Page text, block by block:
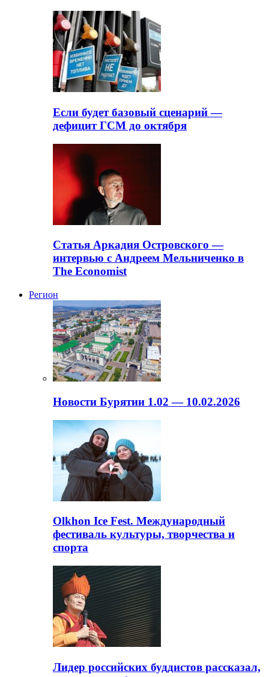
Если будет базовый сценарий —
дефицит ГСМ до октября
Статья Аркадия Островского —
интервью с Андреем Мельниченко в
The Economist
Регион
Новости Бурятии 1.02 — 10.02.2026
Olkhon Ice Fest. Международный
фестиваль культуры, творчества и
спорта
Лидер российских буддистов рассказал,